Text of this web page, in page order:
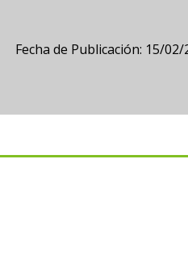
Fecha de Publicación: 15/02/